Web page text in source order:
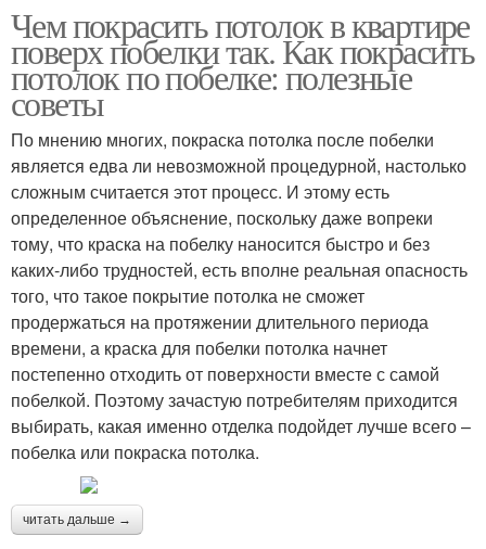
Чем покрасить потолок в квартире
поверх побелки так. Как покрасить
потолок по побелке: полезные
советы
По мнению многих, покраска потолка после побелки
является едва ли невозможной процедурной, настолько
сложным считается этот процесс. И этому есть
определенное объяснение, поскольку даже вопреки
тому, что краска на побелку наносится быстро и без
каких-либо трудностей, есть вполне реальная опасность
того, что такое покрытие потолка не сможет
продержаться на протяжении длительного периода
времени, а краска для побелки потолка начнет
постепенно отходить от поверхности вместе с самой
побелкой. Поэтому зачастую потребителям приходится
выбирать, какая именно отделка подойдет лучше всего –
побелка или покраска потолка.
читать дальше →